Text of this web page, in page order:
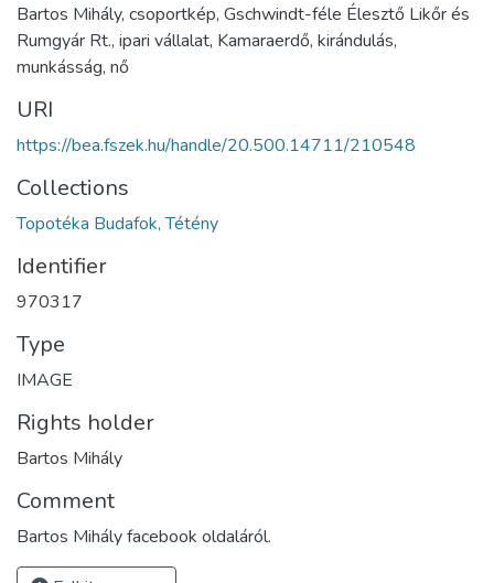
Bartos Mihály, csoportkép, Gschwindt-féle Élesztő Likőr és
Rumgyár Rt., ipari vállalat, Kamaraerdő, kirándulás,
munkásság, nő
URI
https://bea.fszek.hu/handle/20.500.14711/210548
Collections
Topotéka Budafok, Tétény
Identifier
970317
Type
IMAGE
Rights holder
Bartos Mihály
Comment
Bartos Mihály facebook oldaláról.